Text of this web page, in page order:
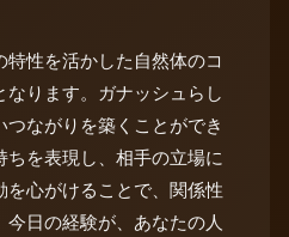
性を活かした自然体のコ
なります。ガナッシュらし
ながりを築くことができ
ちを表現し、相手の立場に
を心がけることで、関係性
日の経験が、あなたの人